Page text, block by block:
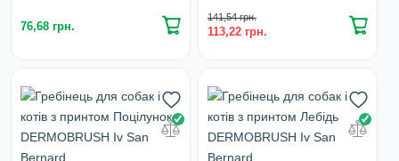
76,68 грн.
141,54 грн.
113,22 грн.